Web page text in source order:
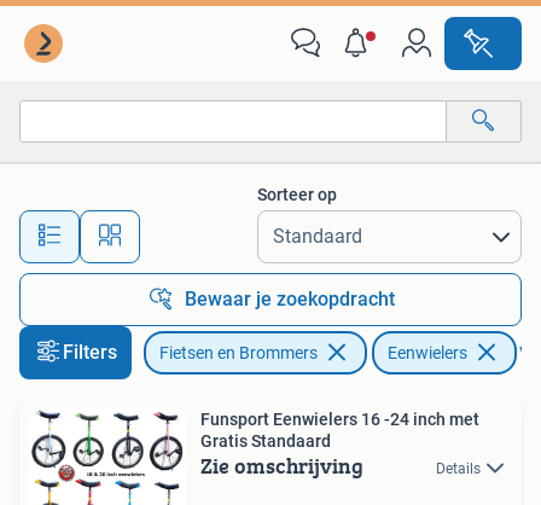
Alle afstanden…
Sorteer op
Bewaar je zoekopdracht
Filters Fietsen en Brommers Eenwielers
Funsport Eenwielers 16 -24 inch met
Gratis Standaard
Zie omschrijving Details